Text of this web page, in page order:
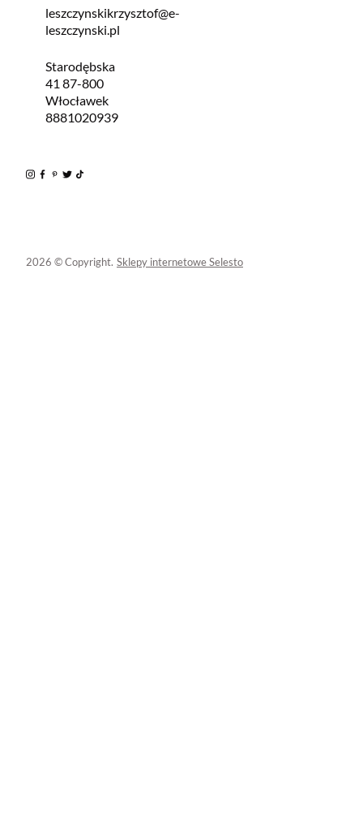
leszczynskikrzysztof@e-
leszczynski.pl
Starodębska
41 87-800
Włocławek
8881020939
2026 © Copyright. Sklepy internetowe Selesto